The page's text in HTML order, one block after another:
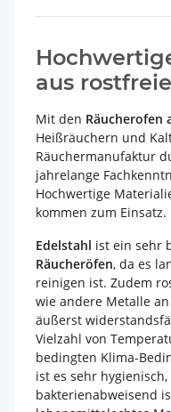
aus
Mit den Räucherofen
Heißräuchern und
Räuchermanufaktur
jahrelange
Hochwertige
kommen zum Einsatz.
Edelstahl ist ein sehr
Räucheröfen, da es
reinigen ist. Zudem
wie andere Metalle
äußerst
Vielzahl von
bedingten Klima-
ist es sehr
bakterienabweisend